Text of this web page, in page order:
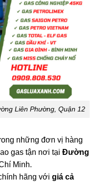
Liên Phường, Quận 12
những đơn vị hàng
gas tận nơi tại Đường
Minh.
hãng với giá cả